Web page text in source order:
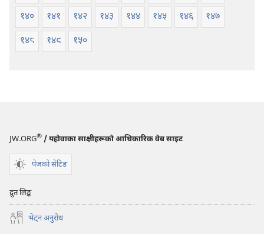
१४०
१४१ १४२ १४३ १४४ १४५ १४६
१४७
१४८
१४९ १५०
JW.ORG® / यहोवाका साक्षीहरूको आधिकारिक वेब साइट
पेजको सेटिङ
द्रुत लिङ्क
भेट्‌न अनुरोध